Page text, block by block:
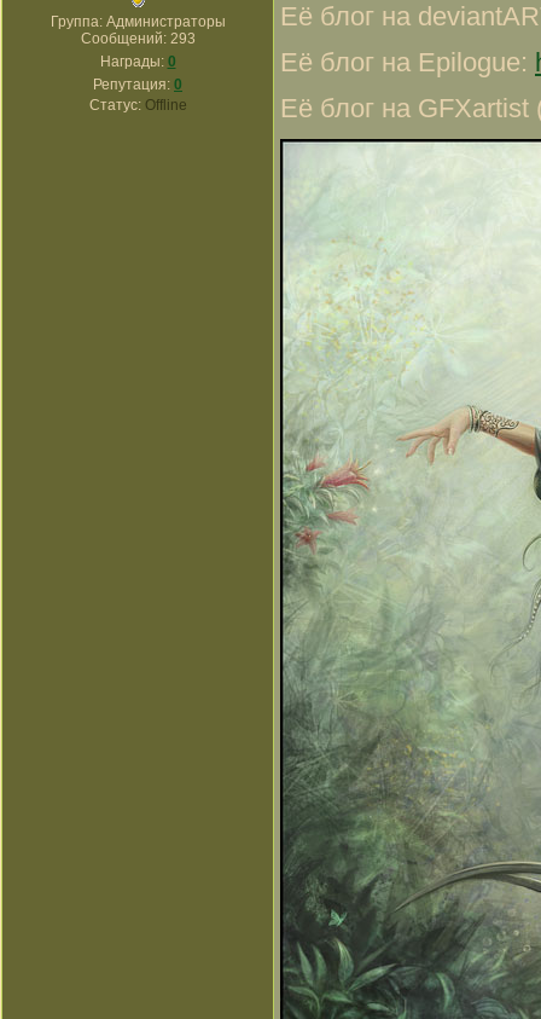
Группа: Администраторы
Сообщений: 293
Награды: 0
Репутация: 0
Статус: Offline
Её блог на
Её блог на Epilogue:
Её блог на GFXartist